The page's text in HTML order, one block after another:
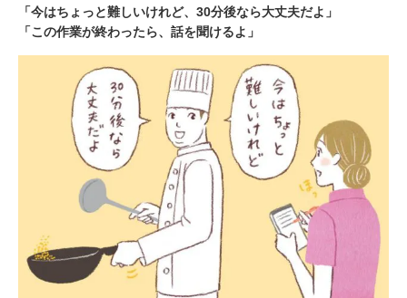
「今はちょっと難しいけれど、30分後なら大丈夫だよ」
「この作業が終わったら、話を聞けるよ」